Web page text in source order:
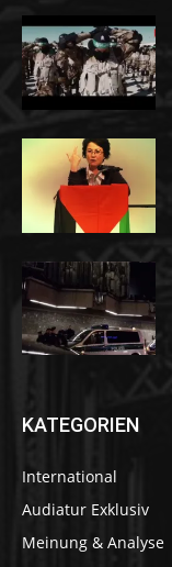
KATEGORIEN
International
Audiatur Exklusiv
Meinung & Analyse